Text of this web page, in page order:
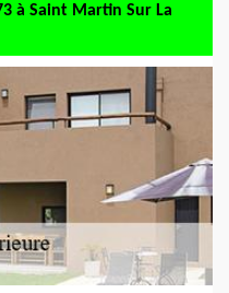
à Saint Martin Sur La